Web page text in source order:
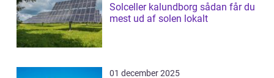
Solceller kalundborg sådan får du
mest ud af solen lokalt
01 december 2025